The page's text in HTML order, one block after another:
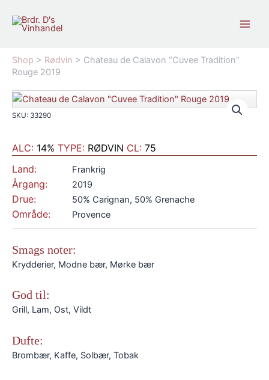
Shop > Rødvin > Chateau de Calavon “Cuvee Tradition”
Rouge 2019
SKU: 33290
ALC: 14% TYPE: RØDVIN CL: 75
Land:
Frankrig
Årgang: 2019
Drue: 50% Carignan, 50% Grenache
Område: Provence
Smags noter:
Krydderier, Modne bær, Mørke bær
God til:
Grill, Lam, Ost, Vildt
Dufte:
Brombær, Kaffe, Solbær, Tobak